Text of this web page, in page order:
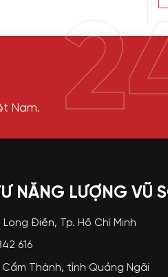
Nam.
NĂNG LƯỢNG VŨ
Điền, Tp. Hồ Chí Minh
616
Cẩm Thành, tỉnh Quảng Ngãi